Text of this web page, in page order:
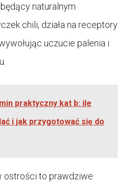
naturalnym
chili, działa na receptory
uczucie palenia i
praktyczny kat b: ile
i jak przygotować się do
ostrości to prawdziwe